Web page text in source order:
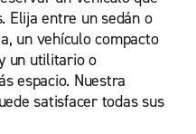
Elija entre un sedán o
un vehículo compacto
un utilitario o
espacio. Nuestra
satisfacer todas sus